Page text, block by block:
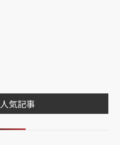
人気記事